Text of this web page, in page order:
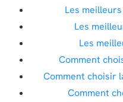
Les
Les
Les
Comment
Comment choisir
Comment